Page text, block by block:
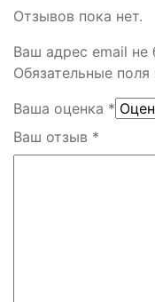
Отзывов пока нет.
Ваш адрес email не
Обязательные
Ваша оценка *
Ваш отзыв *